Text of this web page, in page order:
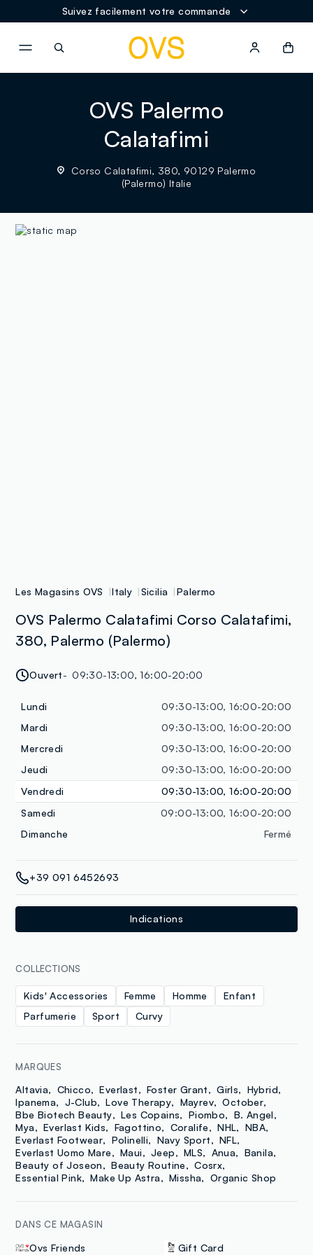
Suivez facilement votre commande
OVS Palermo
Calatafimi
Corso Calatafimi, 380, 90129 Palermo
(Palermo) Italie
Les Magasins OVS Italy Sicilia Palermo
OVS Palermo Calatafimi Corso Calatafimi,
380, Palermo (Palermo)
Ouvert 09:30-13:00, 16:00-20:00
Lundi
09:30-13:00, 16:00-20:00
Mardi
09:30-13:00, 16:00-20:00
Mercredi
09:30-13:00, 16:00-20:00
Jeudi
09:30-13:00, 16:00-20:00
Vendredi
09:30-13:00, 16:00-20:00
Samedi
09:00-13:00, 16:00-20:00
Dimanche
Fermé
+39 091 6452693
Indications
COLLECTIONS
Kids' Accessories Femme Homme
Enfant
Parfumerie
Sport Curvy
MARQUES
Altavia Chicco Everlast Foster Grant Girls
Hybrid
Ipanema
J-Club Love Therapy Mayrev
October
Bbe Biotech Beauty
Les Copains Piombo
B. Angel
Mya
Everlast Kids Fagottino Coralife NHL
NBA
Everlast Footwear
Polinelli Navy Sport
NFL
Everlast Uomo Mare
Maui Jeep MLS Anua
Banila
Beauty of Joseon
Beauty Routine
Cosrx
Essential Pink
Make Up Astra Missha Organic Shop
DANS CE MAGASIN
Ovs Friends Gift Card